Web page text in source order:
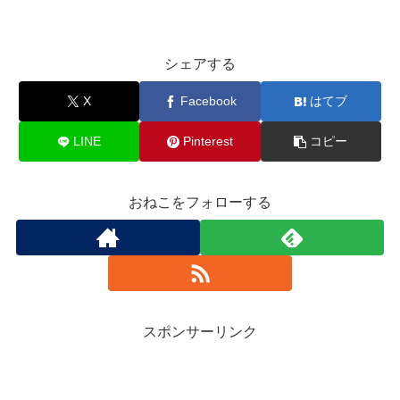
シェアする
X Facebook はてブ
LINE Pinterest コピー
おねこをフォローする
スポンサーリンク